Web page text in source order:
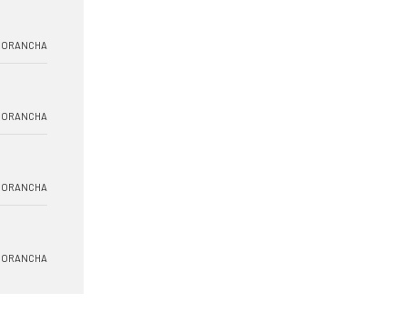
ORANCHA
ORANCHA
ORANCHA
ORANCHA